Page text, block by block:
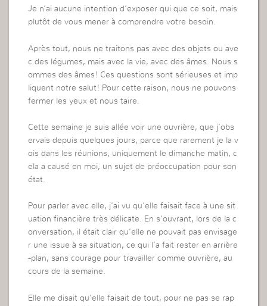
Je n’ai aucune intention d’exposer qui que ce soit, mais
plutôt de vous mener à comprendre votre besoin.
Après tout, nous ne traitons pas avec des objets ou ave
c des légumes, mais avec la vie, avec des âmes. Nous s
ommes des âmes! Ces questions sont sérieuses et imp
liquent notre salut! Pour cette raison, nous ne pouvons
fermer les yeux et nous taire.
Cette semaine je suis allée voir une ouvrière, que j’obs
ervais depuis quelques jours, parce que rarement je la v
ois dans les réunions, uniquement le dimanche matin, c
ela a causé en moi, un sujet de préoccupation pour son
état.
Pour parler avec elle, j’ai vu qu’elle faisait face à une sit
uation financière très délicate. En s’ouvrant, lors de la c
onversation, il était clair qu’elle ne pouvait pas envisage
r une issue à sa situation, ce qui l’a fait rester en arrière
-plan, sans courage pour travailler comme ouvrière, au
cours de la semaine.
Elle me disait qu’elle faisait de tout, pour ne pas se rap